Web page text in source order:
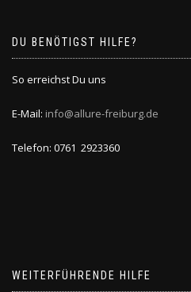
DU BENÖTIGST HILFE?
So erreichst Du uns
E-Mail: info@allure-freiburg.de
Telefon: 0761 2923360
WEITERFÜHRENDE HILFE